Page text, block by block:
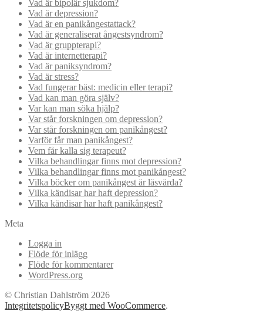
Vad är bipolär sjukdom?
Vad är depression?
Vad är en panikångestattack?
Vad är generaliserat ångestsyndrom?
Vad är gruppterapi?
Vad är internetterapi?
Vad är paniksyndrom?
Vad är stress?
Vad fungerar bäst: medicin eller terapi?
Vad kan man göra själv?
Var kan man söka hjälp?
Var står forskningen om depression?
Var står forskningen om panikångest?
Varför får man panikångest?
Vem får kalla sig terapeut?
Vilka behandlingar finns mot depression?
Vilka behandlingar finns mot panikångest?
Vilka böcker om panikångest är läsvärda?
Vilka kändisar har haft depression?
Vilka kändisar har haft panikångest?
Meta
Logga in
Flöde för inlägg
Flöde för kommentarer
WordPress.org
© Christian Dahlström 2026
IntegritetspolicyByggt med WooCommerce.